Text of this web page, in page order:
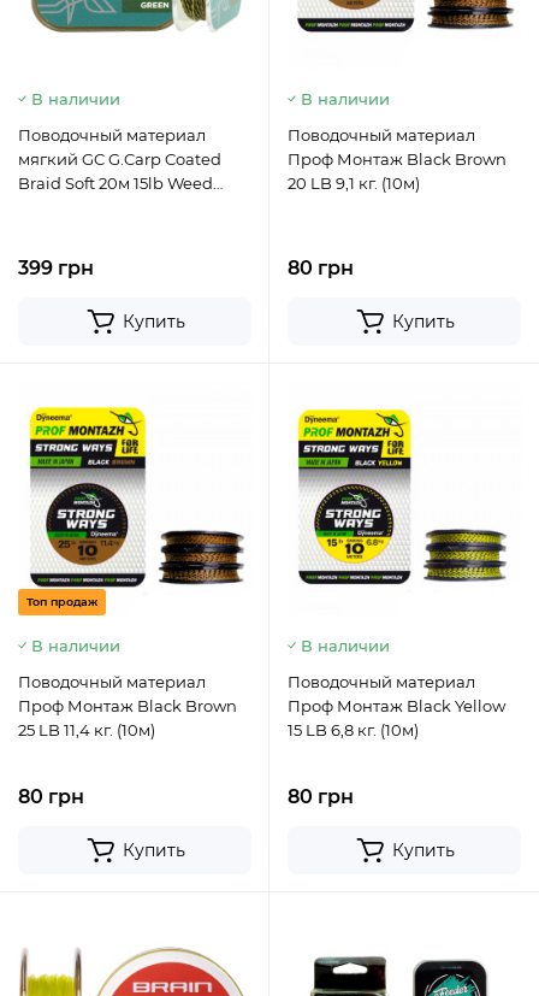
В наличии
Поводочный материал
мягкий GC G.Carp Coated
Braid Soft 20м 15lb Weed
399 грн
Купить
В наличии
Поводочный материал
Проф Монтаж Black Brown
20 LB 9,1 кг. (10м)
80 грн
Купить
Топ продаж
В наличии
Поводочный материал
Проф Монтаж Black Brown
25 LB 11,4 кг. (10м)
80 грн
Купить
В наличии
Поводочный материал
Проф Монтаж Black Yellow
15 LB 6,8 кг. (10м)
80 грн
Купить